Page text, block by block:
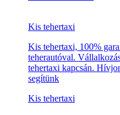
országosan